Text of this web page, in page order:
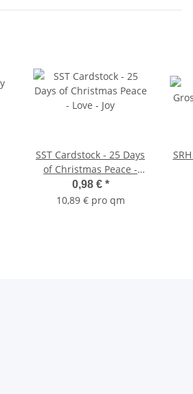
SST Cardstock - 25 Days
of Christmas Peace -
Love - Joy
0,98 € *
10,89 € pro qm